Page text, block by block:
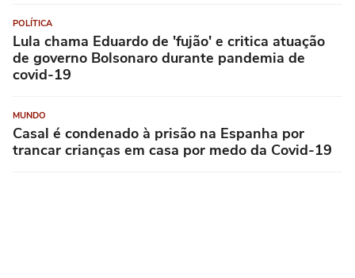
POLÍTICA
Lula chama Eduardo de 'fujão' e critica atuação
de governo Bolsonaro durante pandemia de
covid-19
MUNDO
Casal é condenado à prisão na Espanha por
trancar crianças em casa por medo da Covid-19